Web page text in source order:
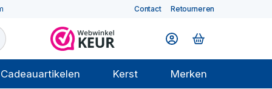
Contact Retourneren
Cadeauartikelen Kerst Merken